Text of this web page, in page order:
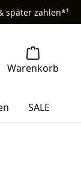
später zahlen*¹
SALE